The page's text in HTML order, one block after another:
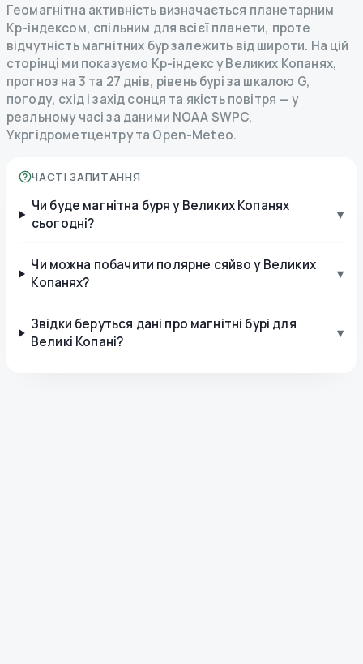
Геомагнітна активність визначається планетарним
Kp-індексом, спільним для всієї планети, проте
відчутність магнітних бур залежить від широти. На цій
сторінці ми показуємо Kp-індекс у Великих Копанях,
прогноз на 3 та 27 днів, рівень бурі за шкалою G,
погоду, схід і захід сонця та якість повітря — у
реальному часі за даними NOAA SWPC,
Укргідрометцентру та Open-Meteo.
ЧАСТІ ЗАПИТАННЯ
Чи буде магнітна буря у Великих Копанях
сьогодні?
▾
Чи можна побачити полярне сяйво у Великих
Копанях?
▾
Звідки беруться дані про магнітні бурі для
Великі Копані?
▾